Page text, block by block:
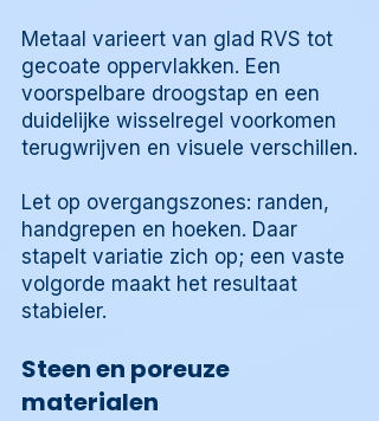
Metaal varieert van glad RVS tot
gecoate oppervlakken. Een
voorspelbare droogstap en een
duidelijke wisselregel voorkomen
terugwrijven en visuele verschillen.
Let op overgangszones: randen,
handgrepen en hoeken. Daar
stapelt variatie zich op; een vaste
volgorde maakt het resultaat
stabieler.
Steen en poreuze
materialen